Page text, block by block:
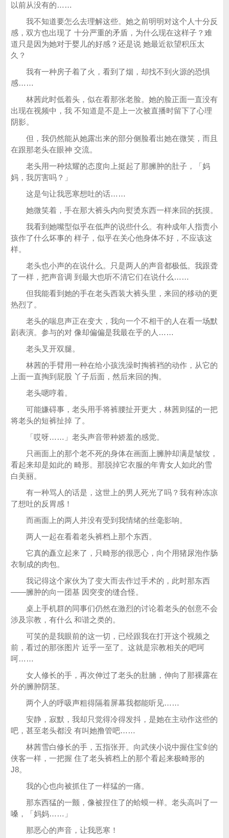
以前从没有的……
我不知道要怎么去理解这些。她之前明明对这个人十分反
感，双方也出现了 十分严重的矛盾，为什么现在这样子？难
道只是因为她对于婴儿的好感？还是说 她最近欲望积压太
久？
我有一种房子着了火，看到了烟，却找不到火源的恐惧
感……
林茜此时低着头，似在看那张老脸。她的脸正面一直没有
出现在视频中，我 不知道是不是上一次被直播时留下了心理
阴影。
但，我仍然能从她露出来的部分侧脸看出她在微笑，而且
在跟那老头在眼神 交流。
老头用一种炫耀的态度向上挺起了那臃肿的肚子，「妈
妈，我厉害吗？」
这是句让我恶寒想吐的话……
她微笑着，手在那大裤头内向熨烫东西一样来回的抚摸。
我看到她嘴型似乎在低声的说些什么。有种成年人指责小
孩作了什么坏事的 样子，似乎在关心他身体不好，不应该这
样。
老头也小声的在说什么。只是两人的声音都极低。我跟聋
了一样，把声音调 到最大也听不清它们在说什么……
但我能看到她的手在老头西装大裤头里，来回的移动的更
热烈了。
老头的喘息声正在变大，我向一个不相干的人在看一场默
剧表演。参与的对 像却偏偏是我最在乎的人……
老头叉开双腿。
林茜的手臂用一种在给小孩洗澡时掏裤裆的动作，从它的
上面一直掏到屁股 丫子后面，然后来回的掏。
老头嗯哼着。
可能嫌碍事，老头用手将裤腰扯开更大，林茜则猛的一把
将老头的短裤扯掉 了。
「哎呀……」老头声音带种娇羞的感觉。
只画面上的那个老不死的身体在画面上臃肿却满是皱纹，
看起来却是如此的 畸形。那脱掉它衣服的年青女人如此的雪
白美丽。
有一种骂人的话是，这世上的男人死光了吗？我有种冻凉
了想吐的反胃感！
而画面上的两人并没有受到我情绪的丝毫影响。
两人一起在看着老头裤档上那个东西。
它真的矗立起来了，只畸形的很恶心，向个用猪尿泡作肠
衣制成的肉包。
我记得这个家伙为了变大而去作过手术的，此时那东西
——臃肿的向一团基 因突变的缝合怪。
桌上手机群的同事们仍然在激烈的讨论着老头的创意不会
涉及宗教，有什么 和谐之类的。
可笑的是我眼前的这一切，已经跟我在打开这个视频之
前，看过的那张图片 近乎一至了。这就是宗教相关的吧呵
呵……
女人修长的手，再次伸过了老头的肚腩，伸向了那裸露在
外的臃肿阴茎。
两个人的呼吸声粗得隔着屏幕我都能听见……
安静，寂默，我却只觉得冷得发抖，是她在主动作这些的
吧，甚至老头都没 有叫她撸管吧……
林茜雪白修长的手，五指张开。向武侠小说中握住宝剑的
侠客一样，一把握 住了老头裤档上的那个看起来极畸形的
J8。
我的心也向被抓住了一样猛的一痛。
那东西猛的一颤，像被捏住了的蛤蟆一样。老头高叫了一
嗓，「妈妈……」
那恶心的声音，让我恶寒！